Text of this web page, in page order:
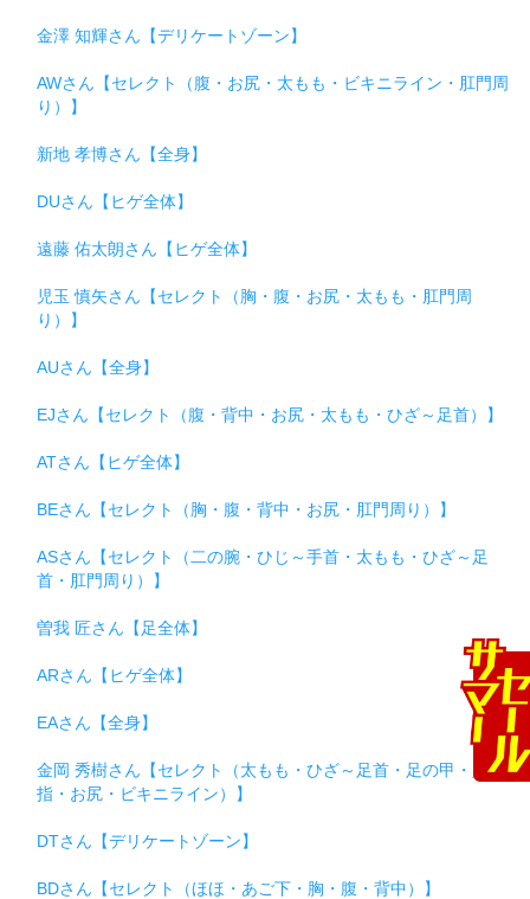
金澤 知輝さん【デリケートゾーン】
AWさん【セレクト（腹・お尻・太もも・ビキニライン・肛門周
り）】
新地 孝博さん【全身】
DUさん【ヒゲ全体】
遠藤 佑太朗さん【ヒゲ全体】
児玉 慎矢さん【セレクト（胸・腹・お尻・太もも・肛門周
り）】
AUさん【全身】
EJさん【セレクト（腹・背中・お尻・太もも・ひざ～足首）】
ATさん【ヒゲ全体】
BEさん【セレクト（胸・腹・背中・お尻・肛門周り）】
ASさん【セレクト（二の腕・ひじ～手首・太もも・ひざ～足
首・肛門周り）】
曽我 匠さん【足全体】
ARさん【ヒゲ全体】
EAさん【全身】
金岡 秀樹さん【セレクト（太もも・ひざ～足首・足の甲・足
指・お尻・ビキニライン）】
DTさん【デリケートゾーン】
BDさん【セレクト（ほほ・あご下・胸・腹・背中）】